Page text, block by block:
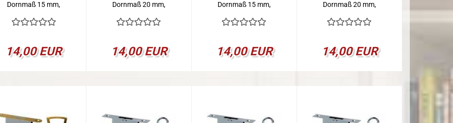
Dornmaß 15 mm,
14,00 EUR
Dornmaß 20 mm,
14,00 EUR
Dornmaß 15 mm,
14,00 EUR
Dornmaß 20 mm,
14,00 EUR